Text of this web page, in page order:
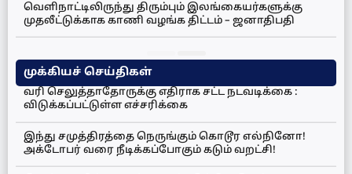
வெளிநாட்டிலிருந்து திரும்பும் இலங்கையர்களுக்கு
முதலீட்டுக்காக காணி வழங்க திட்டம் – ஜனாதிபதி
முக்கியச் செய்திகள்
வரி செலுத்தாதோருக்கு எதிராக சட்ட நடவடிக்கை :
விடுக்கப்பட்டுள்ள எச்சரிக்கை
இந்து சமுத்திரத்தை நெருங்கும் கொடூர எல்நினோ!
அக்டோபர் வரை நீடிக்கப்போகும் கடும் வறட்சி!